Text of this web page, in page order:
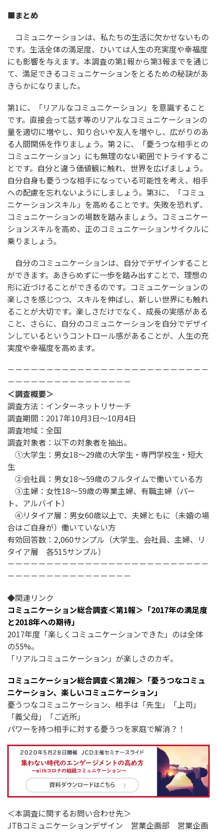
■まとめ
コミュニケーションは、私たちの生活に欠かせないもの
です。生活全体の満足度、ひいては人生の充実度や幸福度
にも影響を与えます。本調査の第1報から第3報までを通じ
て、満足できるコミュニケーションをとるための秘訣があ
きらかになりました。
第1に、「リアルなコミュニケーション」を意識すること
です。直接会って話す等のリアルなコミュニケーションの
量を適切に増やし、知り合いや友人を増やし、広がりのあ
る人間関係を作りましょう。第２に、「憂うつな相手との
コミュニケーション」にも無理のない範囲でトライするこ
とです。自分と違う価値観に触れ、世界を広げましょう。
自分自身も憂うつな相手になっている可能性を考え、相手
への配慮を忘れないようにしましょう。第3に、「コミュ
ニケーションスキル」を高めることです。失敗を恐れず、
コミュニケーションの場数を踏みましょう。コミュニケー
ションスキルを高め、正のコミュニケーションサイクルに
乗りましょう。
自分のコミュニケーションは、自分でデザインすること
ができます。あきらめずに一歩を踏み出すことで、理想の
形に近づけることができるのです。コミュニケーションの
楽しさを感じつつ、スキルを伸ばし、新しい世界にも触れ
ることが大切です。楽しさだけでなく、成長の実感がある
こと、さらに、自分のコミュニケーションを自分でデザイ
ンしているというコントロール感があることが、人生の充
実度や幸福度を高めます。
－－－－－－－－－－－－－－－－－－－－－－－－－－
－－－－－－－－－－－－－－－－
＜調査概要＞
調査方法：インターネットリサーチ
調査期間：2017年10月3日～10月4日
調査地域：全国
調査対象者：以下の対象者を抽出。
①大学生：男女18～29歳の大学生・専門学校生・短大
生
②会社員：男女18～59歳のフルタイムで働いている方
③主婦：女性18～59歳の専業主婦、有職主婦（パー
ト、アルバイト）
④リタイア層：男女60歳以上で、夫婦ともに（未婚の場
合はご自身が）働いていない方
有効回答数：2,060サンプル（大学生、会社員、主婦、リ
タイア層 各515サンプル）
－－－－－－－－－－－－－－－－－－－－－－－－－－
－－－－－－－－－－－－－－－－
◆関連リンク
コミュニケーション総合調査＜第1報＞「2017年の満足度
と2018年への期待」
2017年度「楽しくコミュニケーションできた」のは全体
の55%。
「リアルコミュニケーション」が楽しさのカギ。
コミュニケーション総合調査＜第2報＞「憂うつなコミュ
ニケーション、楽しいコミュニケーション」
憂うつなコミュニケーション、相手は「先生」「上司」
「義父母」「ご近所」
パワーを持つ相手に対する憂うつを家庭で解消？！
＜本調査に関するお問い合わせ先＞
JTBコミュニケーションデザイン 営業企画部 営業企画